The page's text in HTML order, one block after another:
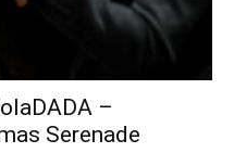
–
Serenade